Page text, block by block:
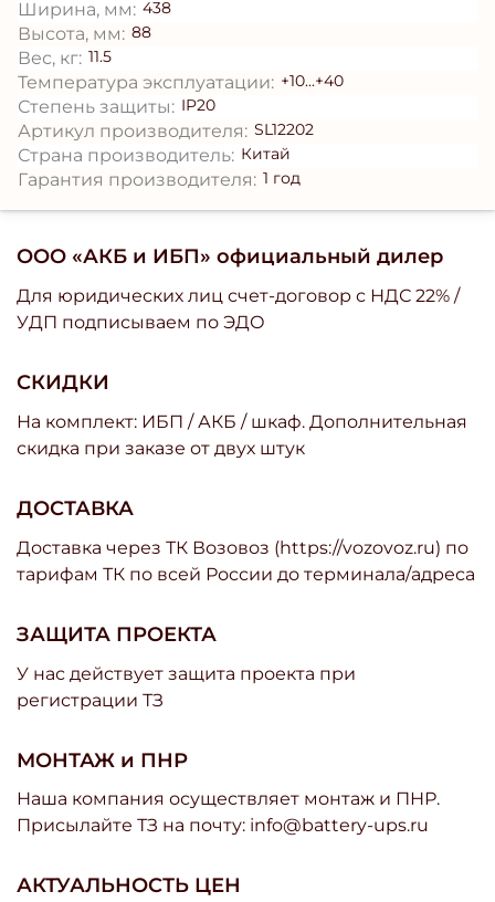
ООО «АКБ и ИБП» официальный дилер
Для юридических лиц счет-договор с НДС 22% /
УДП подписываем по ЭДО
СКИДКИ
На комплект: ИБП / АКБ / шкаф. Дополнительная
скидка при заказе от двух штук
ДОСТАВКА
Доставка через ТК Возовоз (https://vozovoz.ru) по
тарифам ТК по всей России до терминала/адреса
ЗАЩИТА ПРОЕКТА
У нас действует защита проекта при
регистрации ТЗ
МОНТАЖ и ПНР
Наша компания осуществляет монтаж и ПНР.
Присылайте ТЗ на почту: info@battery-ups.ru
АКТУАЛЬНОСТЬ ЦЕН
Ширина, мм: 438
Высота, мм: 88
Вес, кг: 11.5
Температура эксплуатации: +10...+40
Степень защиты: IP20
Артикул производителя: SL12202
Страна производитель: Китай
Гарантия производителя: 1 год